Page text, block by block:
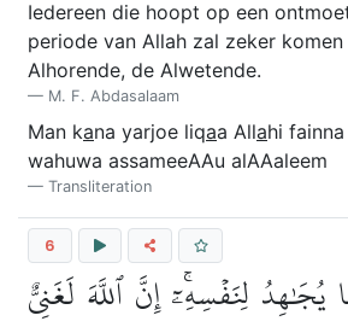
Iedereen die hoopt op een
periode van Allah zal zeker
Alhorende, de Alwetende.
M. F. Abdasalaam
Man kana yarjoe liqaa Allahi
wahuwa assameeAAu alAAaleem
Transliteration
6
لِنَفۡسِهِۦٓۚ إِنَّ ٱللَّهَ لَغَنِيٌّ